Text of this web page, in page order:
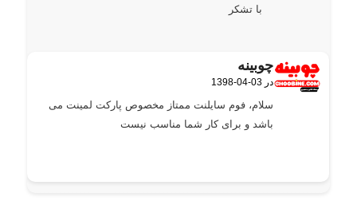
با تشکر
چوبینه
گفته:1398-04-03 در
سلام، فوم سایلنت ممتاز مخصوص پارکت لمینت می
باشد و برای کار شما مناسب نیست